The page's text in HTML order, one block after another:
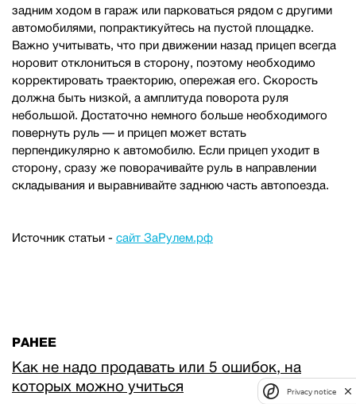
задним ходом в гараж или парковаться рядом с другими
автомобилями, попрактикуйтесь на пустой площадке.
Важно учитывать, что при движении назад прицеп всегда
норовит отклониться в сторону, поэтому необходимо
корректировать траекторию, опережая его. Скорость
должна быть низкой, а амплитуда поворота руля
небольшой. Достаточно немного больше необходимого
повернуть руль — и прицеп может встать
перпендикулярно к автомобилю. Если прицеп уходит в
сторону, сразу же поворачивайте руль в направлении
складывания и выравнивайте заднюю часть автопоезда.
Источник статьи - сайт ЗаРулем.рф
РАНЕЕ
Как не надо продавать или 5 ошибок, на
которых можно учиться
Privacy notice